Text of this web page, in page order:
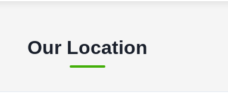
Our Location